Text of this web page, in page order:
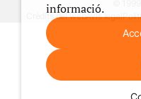
Crèdits del webAvís legal
informació.